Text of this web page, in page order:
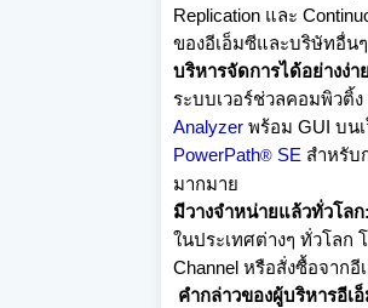
Replication และ
ของอีเอ็มซีและบริษัทอื่น
บริหารจัดการได้อย่างง่า
ระบบเวอร์ช่วลคอมพิวติ้ง
Analyzer พร้อม GUI บน
PowerPath® SE สำหรับ
มากมาย
มีวางจำหน่ายแล้วทั่วโลก:
ในประเทศต่างๆ ทั่วโลก
Channel หรือสั่งซื้อจากอี
คำกล่าวของผู้บริหารอีเ